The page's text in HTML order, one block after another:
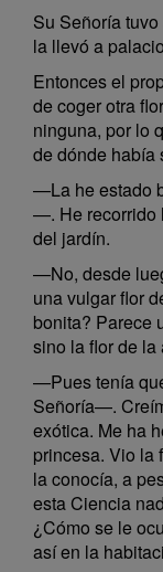
Su Señoría
la llevó a
Entonces el
de coger otra
ninguna, por lo
de dónde había
—La he estado
—. He recorrido
del jardín.
—No, desde
una vulgar flor
bonita? Parece
sino la flor de la
—Pues tenía
Señoría—.
exótica. Me ha
princesa. Vio la
la conocía, a
esta Ciencia
¿Cómo se le
así en la